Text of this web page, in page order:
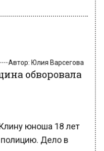
обворовала
полицию. Дело в
квартиры